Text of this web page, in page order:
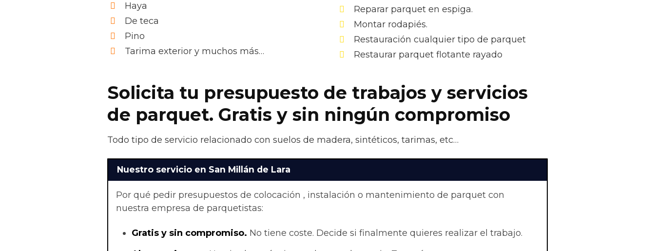
Haya
De teca
Pino
Tarima exterior y muchos más…
Reparar parquet en espiga.
Montar rodapiés.
Restauración cualquier tipo de parquet
Restaurar parquet flotante rayado
Solicita tu presupuesto de trabajos y servicios
de parquet. Gratis y sin ningún compromiso
Todo tipo de servicio relacionado con suelos de madera, sintéticos, tarimas, etc…
Nuestro servicio en San Millán de Lara
Por qué pedir presupuestos de colocación , instalación o mantenimiento de parquet con
nuestra empresa de parquetistas:
Gratis y sin compromiso. No tiene coste. Decide si finalmente quieres realizar el trabajo.